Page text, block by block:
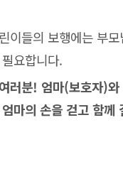
이들의 보행에는 부
요합니다.
러분! 엄마(보호자)
마의 손을 걷고 함께